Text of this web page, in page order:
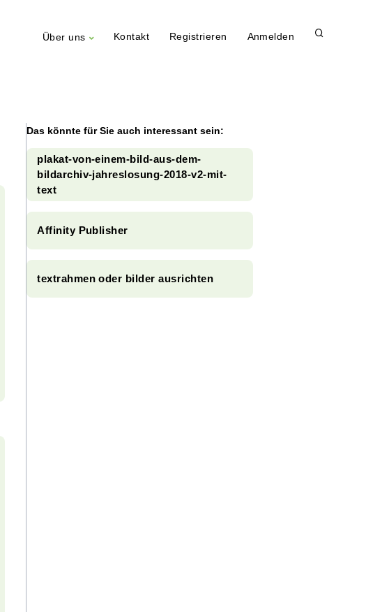
Über uns Kontakt Registrieren Anmelden
Das könnte für Sie auch interessant sein:
plakat-von-einem-bild-aus-dem-
bildarchiv-jahreslosung-2018-v2-mit-
text
Affinity Publisher
textrahmen oder bilder ausrichten